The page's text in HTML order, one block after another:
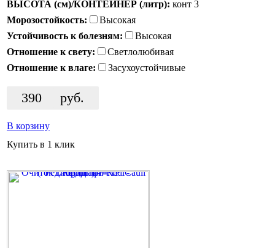
ВЫСОТА (см)/КОНТЕЙНЕР (литр): конт 3
Морозостойкость:
Высокая
Устойчивость к болезням:
Высокая
Отношение к свету:
Светлолюбивая
Отношение к влаге:
Засухоустойчивые
390 руб.
В корзину
Купить в 1 клик